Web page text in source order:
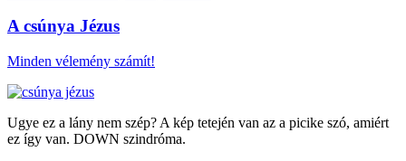
A csúnya Jézus
Minden vélemény számít!
Ugye ez a lány nem szép? A kép tetején van az a picike szó, amiért
ez így van. DOWN szindróma.